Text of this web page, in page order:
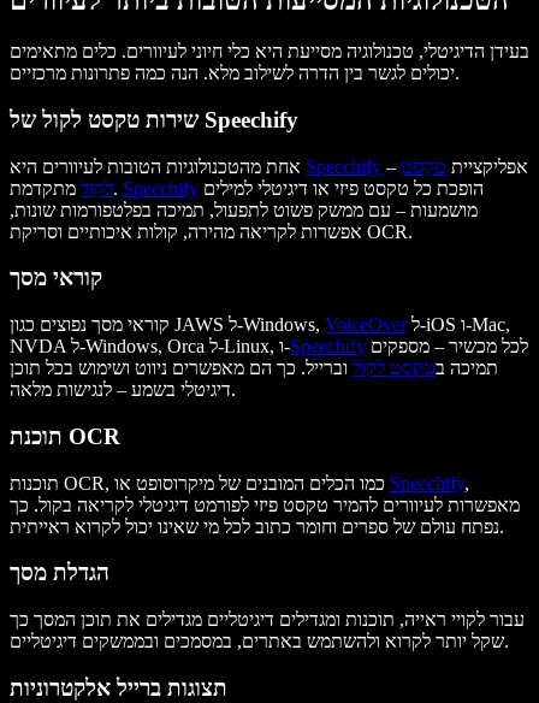
בעידן הדיגיטלי, טכנולוגיה מסייעת היא כלי חיוני לעיוורים. כלים מתאימים
יכולים לגשר בין הדרה לשילוב מלא. הנה כמה פתרונות מרכזיים.
שירות טקסט לקול של Speechify
Speechify – אפליקציית טקסט
לקולמתקדמת. Speechify
מושמעות – עם ממשק פשוט לתפעול, תמיכה בפלטפורמות שונות,
אפשרות לקריאה מהירה, קולות איכותיים וסריקת OCR.
קוראי מסך
קוראי מסך נפוצים כגון JAWS ל-Windows, VoiceOverל-iOS ו-Mac,
NVDA ל-Windows, Orca ל-Linux, ו-Speechify
תמיכה בטקסט לקול וברייל. כך הם מאפשרים ניווט ושימוש בכל תוכן
דיגיטלי בשמע – לנגישות מלאה.
תוכנת OCR
Speechify,
מאפשרות לעיוורים להמיר טקסט פיזי לפורמט דיגיטלי לקריאה בקול. כך
נפתח עולם של ספרים וחומר כתוב לכל מי שאינו יכול לקרוא ראייתית.
הגדלת מסך
עבור לקויי ראייה, תוכנות ומגדילים דיגיטליים מגדילים את תוכן המסך כך
שקל יותר לקרוא ולהשתמש באתרים, במסמכים ובממשקים דיגיטליים.
תצוגות ברייל אלקטרוניות